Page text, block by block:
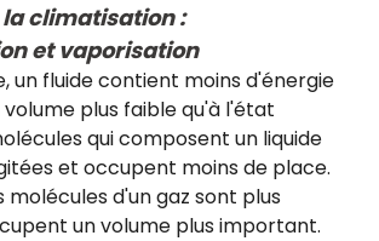
climatisation :
et vaporisation
un fluide contient moins d'énergie
plus faible qu'à l'état
qui composent un liquide
et occupent moins de place.
molécules d'un gaz sont plus
un volume plus important.